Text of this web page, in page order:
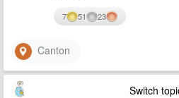
7 51 23
Canton
Switch